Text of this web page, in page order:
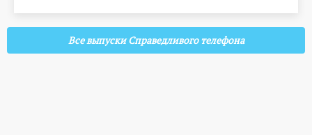
Все выпуски Справедливого телефона